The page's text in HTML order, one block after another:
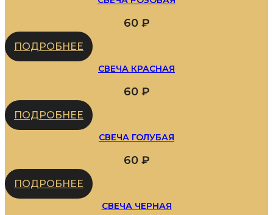
60 ₽
ПОДРОБНЕЕ
СВЕЧА КРАСНАЯ
60 ₽
ПОДРОБНЕЕ
СВЕЧА ГОЛУБАЯ
60 ₽
ПОДРОБНЕЕ
СВЕЧА ЧЕРНАЯ